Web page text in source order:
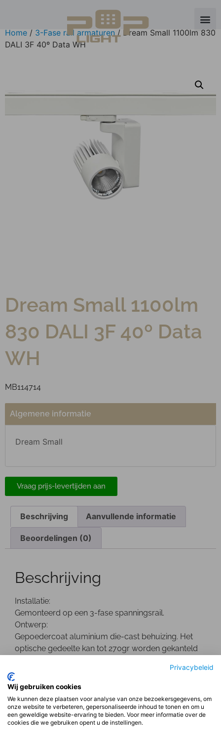
Privacybeleid
Wij gebruiken cookies
We kunnen deze plaatsen voor analyse van onze bezoekersgegevens, om
onze website te verbeteren, gepersonaliseerde inhoud te tonen en om u
een geweldige website-ervaring te bieden. Voor meer informatie over de
cookies die we gebruiken opent u de instellingen.
Home / 3-Fase rail armaturen / Dream Small 1100lm 830
DALI 3F 40º Data WH
Dream Small 1100lm
830 DALI 3F 40º Data
WH
MB114714
Algemene informatie
Dream Small
Vraag prijs-levertijden aan
Beschrijving Aanvullende informatie
Beoordelingen (0)
Beschrijving
Installatie:
Gemonteerd op een 3-fase spanningsrail.
Ontwerp:
Gepoedercoat aluminium die-cast behuizing. Het
optische gedeelte kan tot 270gr worden gekanteld
Optisch:
Geanodiseerde aluminium facet reflector inclusief
helder glas.